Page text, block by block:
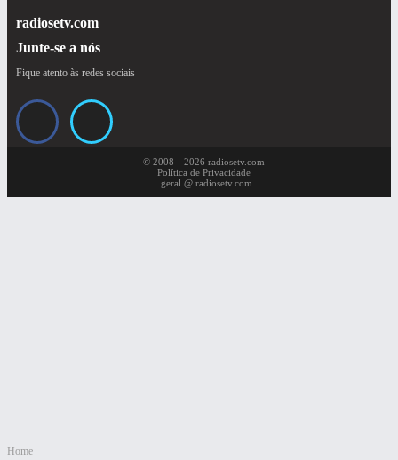
radiosetv.com
Home
Junte-se a nós
Fique atento às redes sociais
© 2008—2026 radiosetv.com
Política de Privacidade
geral @ radiosetv.com